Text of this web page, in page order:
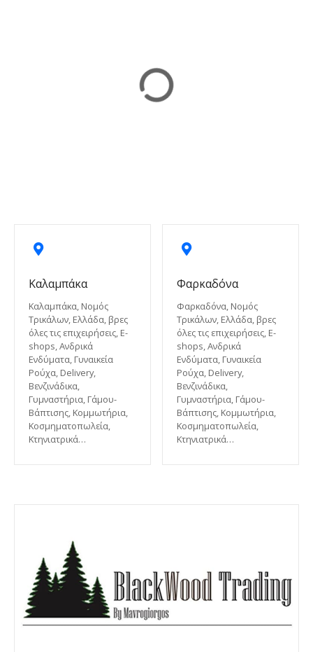
Καλαμπάκα
Καλαμπάκα, Νομός
Τρικάλων, Ελλάδα, βρες
όλες τις επιχειρήσεις, E-
shops, Ανδρικά
Ενδύματα, Γυναικεία
Ρούχα, Delivery,
Βενζινάδικα,
Γυμναστήρια, Γάμου-
Βάπτισης, Κομμωτήρια,
Κοσμηματοπωλεία,
Κτηνιατρικά…
Φαρκαδόνα
Φαρκαδόνα, Νομός
Τρικάλων, Ελλάδα, βρες
όλες τις επιχειρήσεις, E-
shops, Ανδρικά
Ενδύματα, Γυναικεία
Ρούχα, Delivery,
Βενζινάδικα,
Γυμναστήρια, Γάμου-
Βάπτισης, Κομμωτήρια,
Κοσμηματοπωλεία,
Κτηνιατρικά…